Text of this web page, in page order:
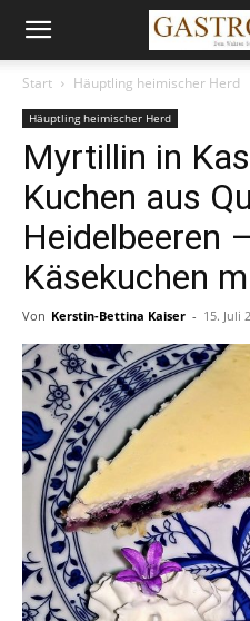
Start Häuptling heimischer Herd
Häuptling heimischer Herd
Myrtillin in
Kuchen aus
Heidelbeeren
Käsekuchen
Von Kerstin-Bettina Kaiser - 15. Juli